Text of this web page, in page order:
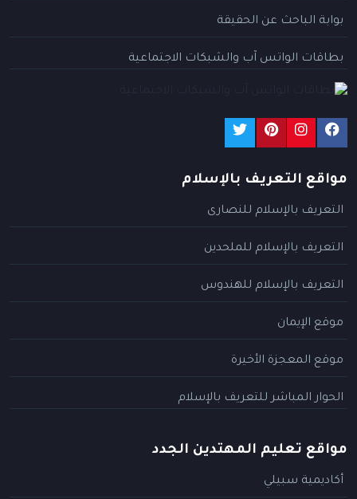
بوابة الباحث عن الحقيقة
بطاقات الواتس آب والشبكات الاجتماعية
مواقع التعريف بالإسلام
التعريف بالإسلام للنصارى
التعريف بالإسلام للملحدين
التعريف بالإسلام للهندوس
موقع الإيمان
موقع المعجزة الأخيرة
الحوار المباشر للتعريف بالإسلام
مواقع تعليم المهتدين الجدد
أكاديمية سبيلي